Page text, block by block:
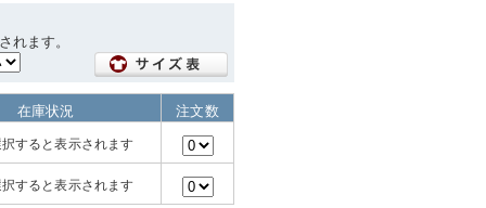
れます。
在庫状況 注文数
すると表示されます
すると表示されます